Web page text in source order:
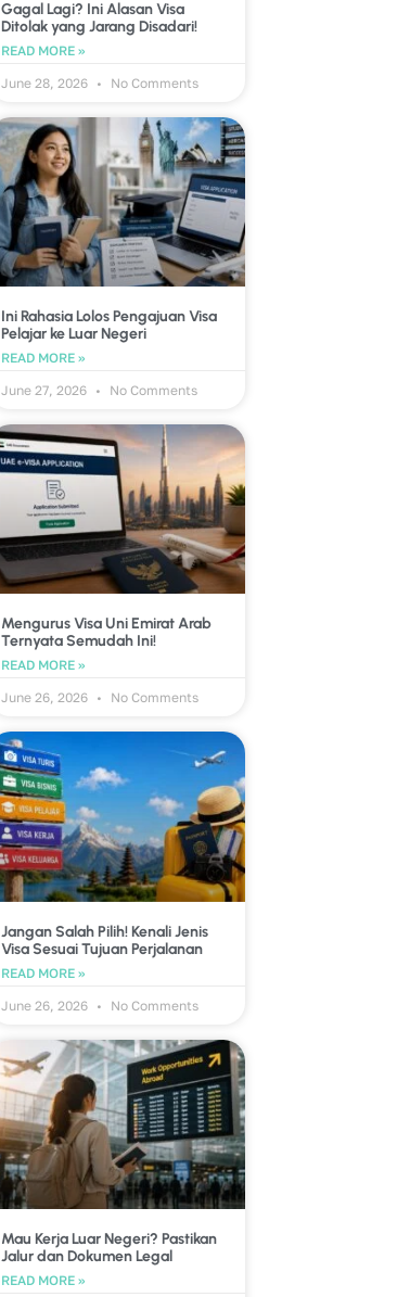
Gagal Lagi? Ini Alasan Visa
Ditolak yang Jarang Disadari!
READ MORE »
June 28, 2026
No Comments
Ini Rahasia Lolos Pengajuan Visa
Pelajar ke Luar Negeri
READ MORE »
June 27, 2026
No Comments
Mengurus Visa Uni Emirat Arab
Ternyata Semudah Ini!
READ MORE »
June 26, 2026
No Comments
Jangan Salah Pilih! Kenali Jenis
Visa Sesuai Tujuan Perjalanan
READ MORE »
June 26, 2026
No Comments
Mau Kerja Luar Negeri? Pastikan
Jalur dan Dokumen Legal
READ MORE »